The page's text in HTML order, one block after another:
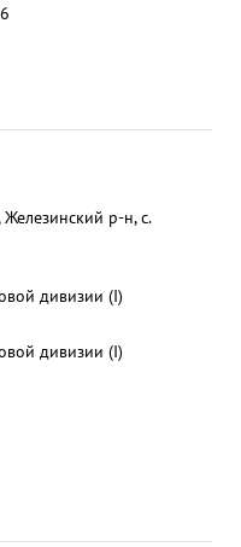
р-н, с.
дивизии (I)
дивизии (I)